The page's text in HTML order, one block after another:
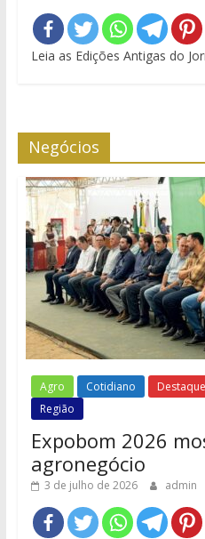
Leia as Edições Antigas do
Negócios
Agro Cotidiano Destaque
Região
Expobom 2026
agronegócio
3 de julho de 2026 admin